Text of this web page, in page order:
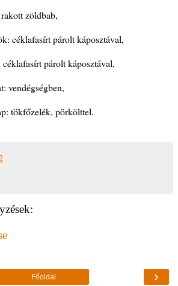
zöldbab,
céklafasírt párolt káposztával,
párolt káposztával,
vendégségben,
tökfőzelék, pörkölttel.
›
Főoldal